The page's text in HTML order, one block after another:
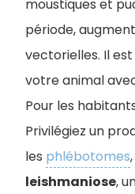
moustiques et
période,
vectorielles. Il
votre animal
Pour les
Privilégiez un
les phlébotomes
leishmaniose,